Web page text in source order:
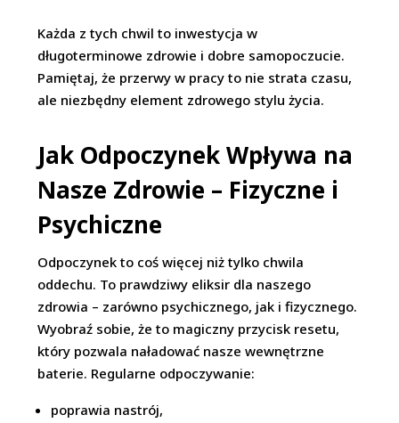
Każda z tych chwil to inwestycja w
długoterminowe zdrowie i dobre samopoczucie.
Pamiętaj, że przerwy w pracy to nie strata czasu,
ale niezbędny element zdrowego stylu życia.
Jak Odpoczynek Wpływa na
Nasze Zdrowie – Fizyczne i
Psychiczne
Odpoczynek to coś więcej niż tylko chwila
oddechu. To prawdziwy eliksir dla naszego
zdrowia – zarówno psychicznego, jak i fizycznego.
Wyobraź sobie, że to magiczny przycisk resetu,
który pozwala naładować nasze wewnętrzne
baterie. Regularne odpoczywanie:
poprawia nastrój,